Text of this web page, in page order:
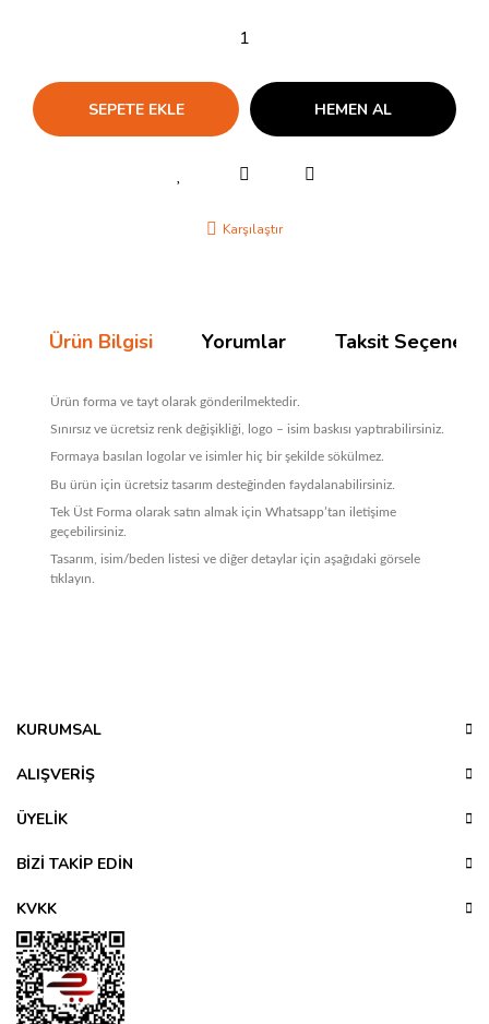
SEPETE EKLE HEMEN AL
Karşılaştır
Ürün Bilgisi Yorumlar Taksit
Ürün forma ve tayt olarak gönderilmektedir.
Sınırsız ve ücretsiz renk değişikliği, logo – isim baskısı yaptırabilirsiniz.
Formaya basılan logolar ve isimler hiç bir şekilde sökülmez.
Bu ürün için ücretsiz tasarım desteğinden faydalanabilirsiniz.
Tek Üst Forma olarak satın almak için Whatsapp’tan iletişime
geçebilirsiniz.
Tasarım, isim/beden listesi ve diğer detaylar için aşağıdaki görsele
tıklayın.
Ürün resmi kalitesiz, bozuk veya görüntülenemiyor.
Ürün fiyatı diğer sitelerden daha pahalı.
KURUMSAL
ALIŞVERİŞ
ÜYELİK
BİZİ TAKİP EDİN
KVKK